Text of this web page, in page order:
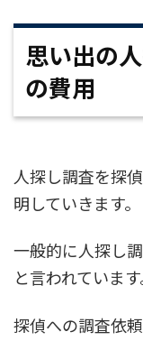
思い出の
の費用
人探し調査を探
明していきます。
一般的に人探し
と言われています
探偵への調査依